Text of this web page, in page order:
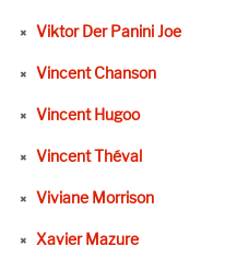
Viktor Der Panini Joe
Vincent Chanson
Vincent Hugoo
Vincent Théval
Viviane Morrison
Xavier Mazure